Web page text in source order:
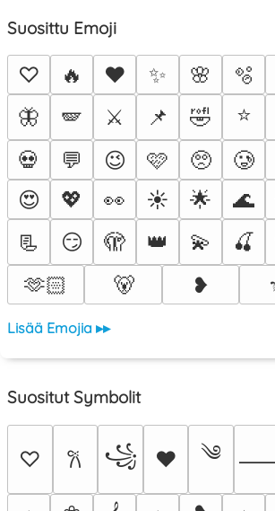
Suosittu Emoji
♡ 🔥 ❤️ ✨ 🌸 🫧
🦋
🪽 ⚔️ 📌 🤣 ⭐
💀
💬 😉 🩷 🥺 🥲
😍
💖 👀 ☀️ 🌟 🌊
📃
😏 🫣 👑 💫 🍒
🫶🏻
🐻 ❥
Lisää Emojia ▸▸
Suositut Symbolit
♡ 𐙚 ꧁ ♥ ༄